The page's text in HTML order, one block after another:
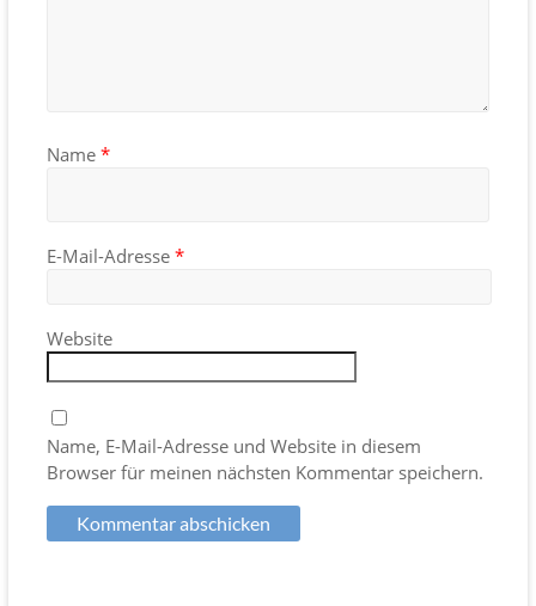
Name*
E-Mail-Adresse*
Website
Name, E-Mail-Adresse und Website in diesem
Browser für meinen nächsten Kommentar speichern.